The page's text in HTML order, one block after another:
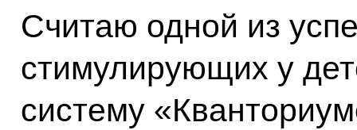
Считаю одной из
стимулирующих у
систему